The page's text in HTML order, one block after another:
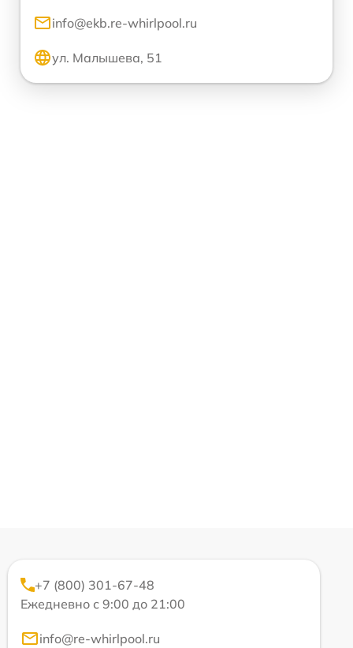
info@ekb.re-whirlpool.ru
ул. Малышева, 51
+7 (800) 301-67-48
Ежедневно с 9:00 до 21:00
info@re-whirlpool.ru